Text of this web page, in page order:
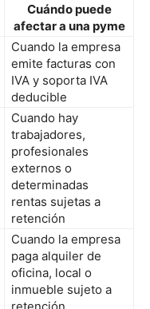
Cuándo puede
afectar a una pyme
Cuando la empresa
emite facturas con
IVA y soporta IVA
deducible
Cuando hay
trabajadores,
profesionales
externos o
determinadas
rentas sujetas a
retención
Cuando la empresa
paga alquiler de
oficina, local o
inmueble sujeto a